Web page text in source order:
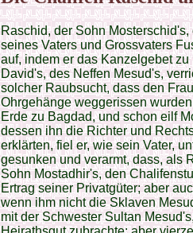
Raschid, der Sohn
seines Vaters und Grossvaters
auf, indem er das Kanzelgebet
David's, des Neffen Mesud's,
solcher Raubsucht, dass den
Ohrgehänge weggerissen
Erde zu Bagdad, und schon eilf
dessen ihn die Richter und
erklärten, fiel er, wie sein Vater,
gesunken und verarmt, dass, als
Sohn Mostadhir's, den
Ertrag seiner Privatgüter; aber
wenn ihm nicht die Sklaven
mit der Schwester Sultan